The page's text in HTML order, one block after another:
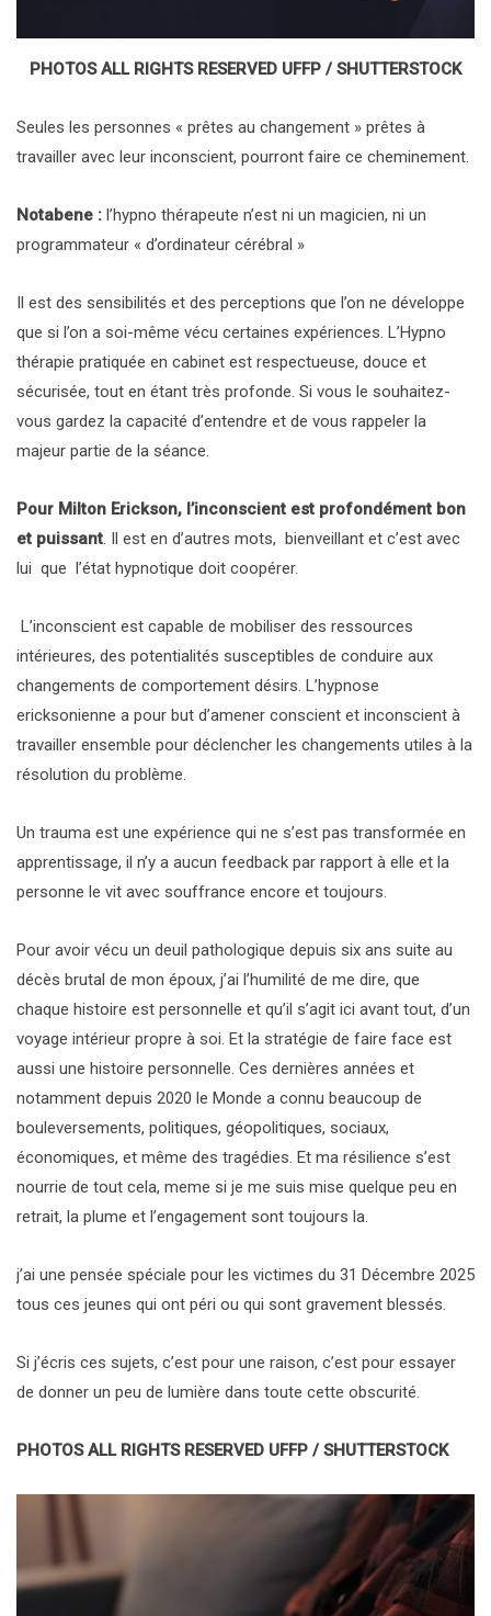
PHOTOS ALL RIGHTS RESERVED UFFP / SHUTTERSTOCK
Seules les personnes « prêtes au changement » prêtes à
travailler avec leur inconscient, pourront faire ce cheminement.
Notabene : l’hypno thérapeute n’est ni un magicien, ni un
programmateur « d’ordinateur cérébral »
Il est des sensibilités et des perceptions que l’on ne développe
que si l’on a soi-même vécu certaines expériences. L’Hypno
thérapie pratiquée en cabinet est respectueuse, douce et
sécurisée, tout en étant très profonde. Si vous le souhaitez-
vous gardez la capacité d’entendre et de vous rappeler la
majeur partie de la séance.
Pour Milton Erickson, l’inconscient est profondément bon
et puissant. Il est en d’autres mots, bienveillant et c’est avec
lui que l’état hypnotique doit coopérer.
L’inconscient est capable de mobiliser des ressources
intérieures, des potentialités susceptibles de conduire aux
changements de comportement désirs. L’hypnose
ericksonienne a pour but d’amener conscient et inconscient à
travailler ensemble pour déclencher les changements utiles à la
résolution du problème.
Un trauma est une expérience qui ne s’est pas transformée en
apprentissage, il n’y a aucun feedback par rapport à elle et la
personne le vit avec souffrance encore et toujours.
Pour avoir vécu un deuil pathologique depuis six ans suite au
décès brutal de mon époux, j’ai l’humilité de me dire, que
chaque histoire est personnelle et qu’il s’agit ici avant tout, d’un
voyage intérieur propre à soi. Et la stratégie de faire face est
aussi une histoire personnelle. Ces dernières années et
notamment depuis 2020 le Monde a connu beaucoup de
bouleversements, politiques, géopolitiques, sociaux,
économiques, et même des tragédies. Et ma résilience s’est
nourrie de tout cela, meme si je me suis mise quelque peu en
retrait, la plume et l’engagement sont toujours la.
j’ai une pensée spéciale pour les victimes du 31 Décembre 2025
tous ces jeunes qui ont péri ou qui sont gravement blessés.
Si j’écris ces sujets, c’est pour une raison, c’est pour essayer
de donner un peu de lumière dans toute cette obscurité.
PHOTOS ALL RIGHTS RESERVED UFFP / SHUTTERSTOCK